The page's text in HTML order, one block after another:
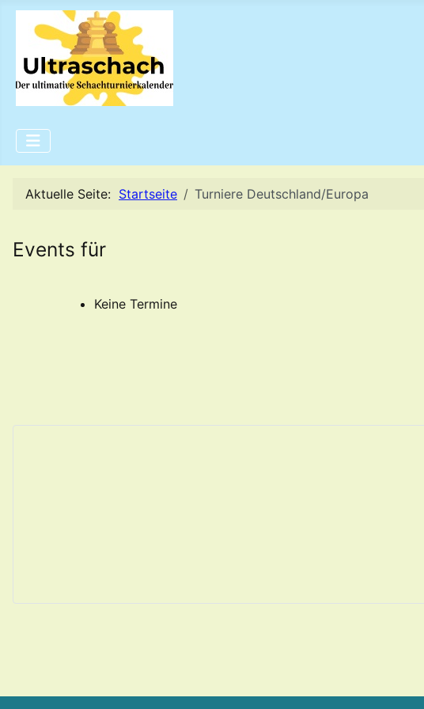
Aktuelle Seite: Startseite Turniere Deutschland/Europa
Events für
Keine Termine